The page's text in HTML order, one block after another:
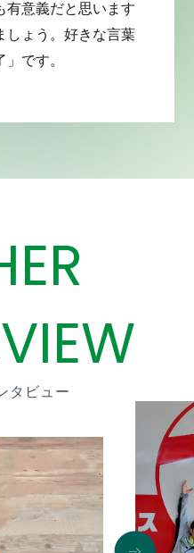
有意義だと思います
しょう。好きな言葉
です。
タビュー